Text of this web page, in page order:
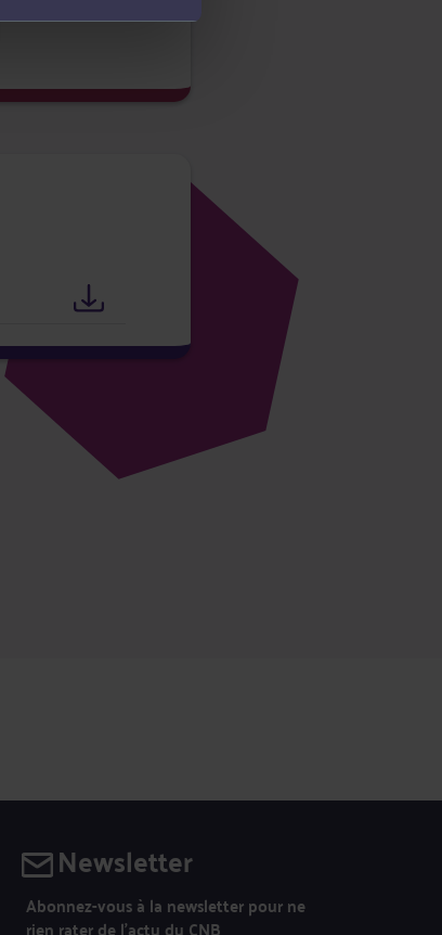
Newsletter
Abonnez-vous à la newsletter pour ne